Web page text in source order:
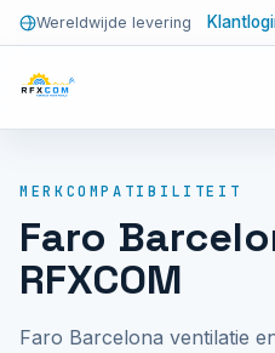
Wereldwijde levering
MERKCOMPATIBILITEIT
Faro
RFXCOM
Faro Barcelona ventilatie